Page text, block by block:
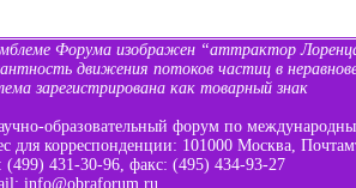
Форума изображен “аттрактор
движения потоков частиц в
зарегистрирована как товарный знак
образовательный форум по
для корреспонденции: 101000 Москва,
(499) 431-30-96, факс: (495) 434-93-27
info@obraforum.ru